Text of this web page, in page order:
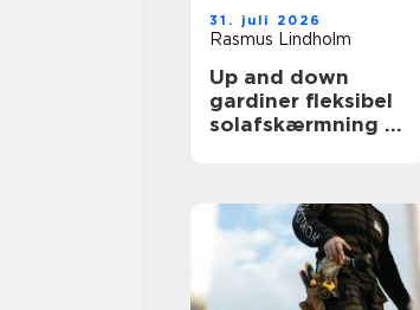
31. juli 2026
Rasmus Lindholm
Up and down
gardiner fleksibel
solafskærmning til